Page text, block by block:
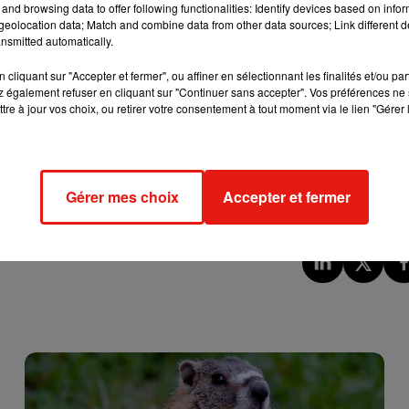
danser surAperture
il n’est pas impossible que le titre s’invite au sommet des
à rebours sur le site dédié
que d’autres surprises musicales arrivent d’ici le 6 mars !
browsing data to offer following functionalities: Identify devices based on
data; Match and combine data from other data sources; Link different
automatically.
cliquant sur "Accepter et fermer", ou affiner en sélectionnant les finalités et/ou
également refuser en cliquant sur "Continuer sans accepter". Vos préférences
à jour vos choix, ou retirer votre consentement à tout moment via le lien
Gérer mes choix Accepter et fermer